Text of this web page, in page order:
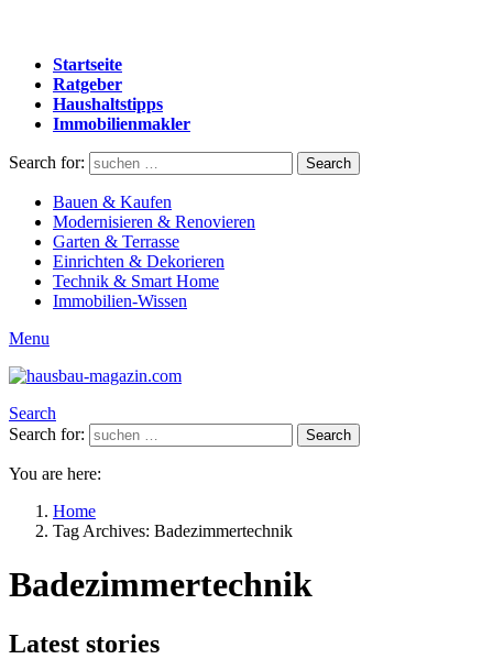
Startseite
Ratgeber
Haushaltstipps
Immobilienmakler
Search for: Search
Bauen & Kaufen
Modernisieren & Renovieren
Garten & Terrasse
Einrichten & Dekorieren
Technik & Smart Home
Immobilien-Wissen
Menu
Search
Search for:
Search
You are here:
Home
Tag Archives: Badezimmertechnik
Badezimmertechnik
Latest stories